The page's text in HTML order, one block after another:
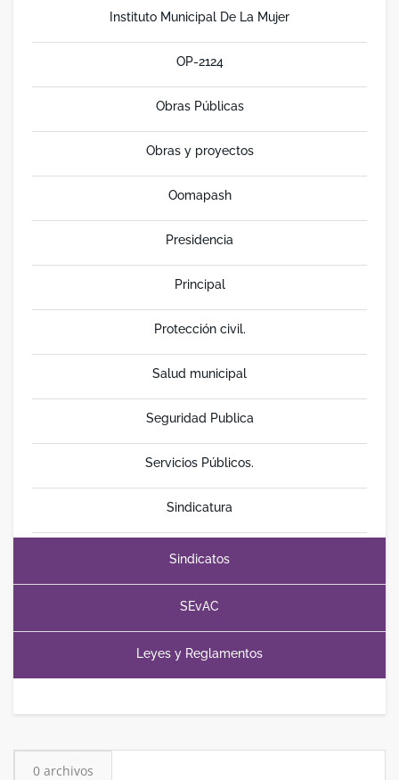
Instituto Municipal De La Mujer
OP-2124
Obras Públicas
Obras y proyectos
Oomapash
Presidencia
Principal
Protección civil.
Salud municipal
Seguridad Publica
Servicios Públicos.
Sindicatura
Sindicatos
SEvAC
Leyes y Reglamentos
0 archivos